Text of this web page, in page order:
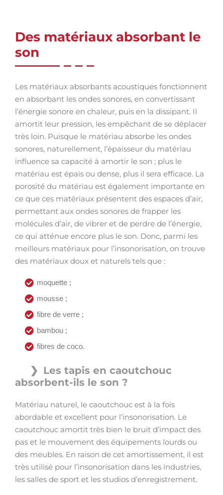
Des matériaux absorbant le
son
Les matériaux absorbants acoustiques fonctionnent
en absorbant les ondes sonores, en convertissant
l’énergie sonore en chaleur, puis en la dissipant. Il
amortit leur pression, les empêchant de se déplacer
très loin. Puisque le matériau absorbe les ondes
sonores, naturellement, l’épaisseur du matériau
influence sa capacité à amortir le son ; plus le
matériau est épais ou dense, plus il sera efficace. La
porosité du matériau est également importante en
ce que ces matériaux présentent des espaces d’air,
permettant aux ondes sonores de frapper les
molécules d’air, de vibrer et de perdre de l’énergie,
ce qui atténue encore plus le son. Donc, parmi les
meilleurs matériaux pour l’insonorisation, on trouve
des matériaux doux et naturels tels que :
moquette ;
mousse ;
fibre de verre ;
bambou ;
fibres de coco.
Les tapis en caoutchouc
absorbent-ils le son ?
Matériau naturel, le caoutchouc est à la fois
abordable et excellent pour l’insonorisation. Le
caoutchouc amortit très bien le bruit d’impact des
pas et le mouvement des équipements lourds ou
des meubles. En raison de cet amortissement, il est
très utilisé pour l’insonorisation dans les industries,
les salles de sport et les studios d’enregistrement.